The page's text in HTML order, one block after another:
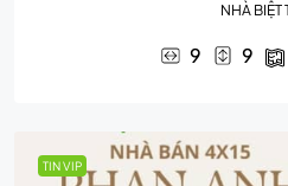
NHÀ BIỆT
9 9
TIN VIP